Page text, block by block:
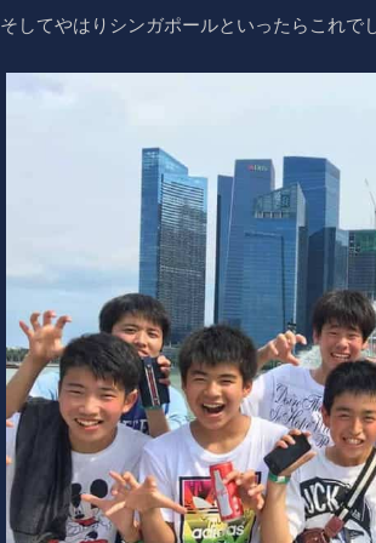
そしてやはりシンガポールといったらこれで